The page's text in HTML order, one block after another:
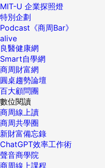
MIT-U 企業探照燈
特別企劃
Podcast《商周Bar》
alive
良醫健康網
Smart自學網
商周財富網
圓桌趨勢論壇
百大顧問團
數位閱讀
商周線上讀
商周共學圈
新財富備忘錄
ChatGPT效率工作術
聲音商學院
商周線上課程